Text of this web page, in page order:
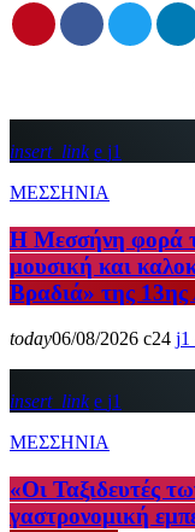
insert_link
1
ΜΕΣΣΗΝΙΑ
Η Μεσσήνη φορά
μουσική και
Βραδιά» της
today06/08/2026 24 1
insert_link
1
ΜΕΣΣΗΝΙΑ
«Οι Ταξιδευτές
γαστρονομική